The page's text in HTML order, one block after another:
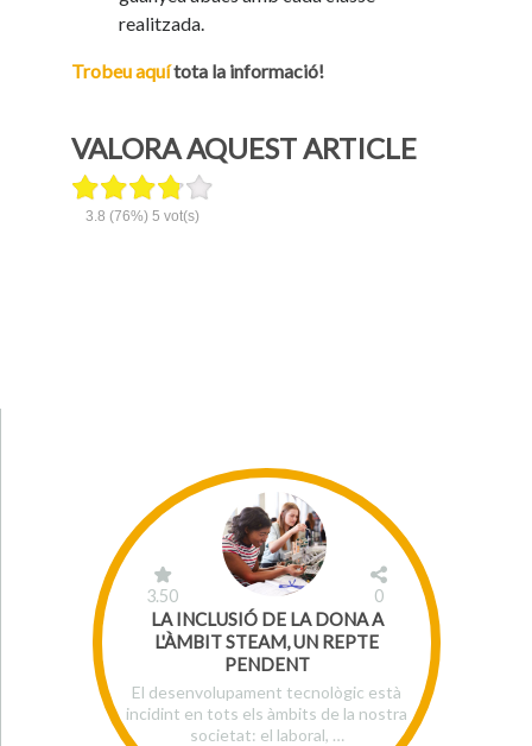
realitzada.
Trobeu aquítota la informació!
VALORA AQUEST ARTICLE
3.8 (76%) 5 vot(s)
3.50 0
LA INCLUSIÓ DE LA DONA A
L'ÀMBIT STEAM, UN REPTE
PENDENT
El desenvolupament tecnològic està
incidint en tots els àmbits de la nostra
societat: el laboral, …